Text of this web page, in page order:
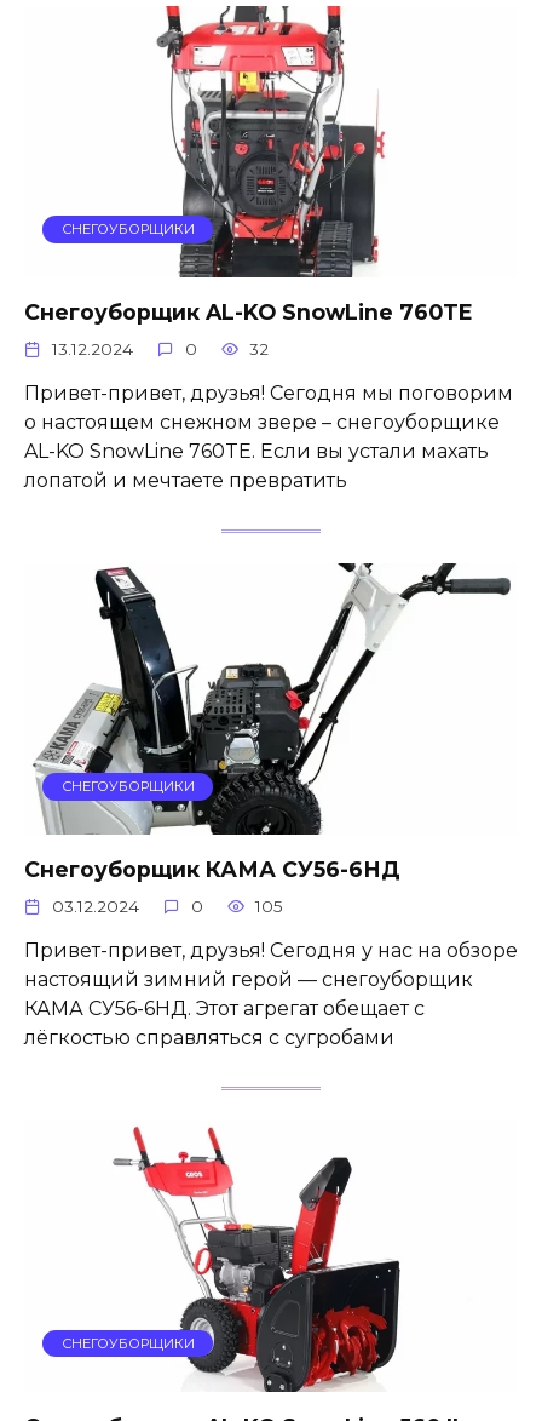
СНЕГОУБОРЩИКИ
Снегоуборщик AL-KO SnowLine 760TE
13.12.2024 0 32
Привет-привет, друзья! Сегодня мы поговорим
о настоящем снежном звере – снегоуборщике
AL-KO SnowLine 760TE. Если вы устали махать
лопатой и мечтаете превратить
СНЕГОУБОРЩИКИ
Снегоуборщик КАМА СУ56-6НД
03.12.2024 0 105
Привет-привет, друзья! Сегодня у нас на обзоре
настоящий зимний герой — снегоуборщик
КАМА СУ56-6НД. Этот агрегат обещает с
лёгкостью справляться с сугробами
СНЕГОУБОРЩИКИ